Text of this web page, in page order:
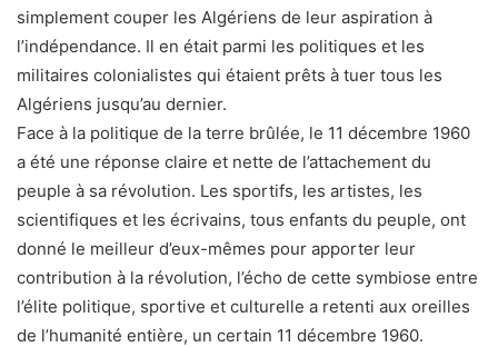
simplement couper les Algériens de leur aspiration à
l’indépendance. Il en était parmi les politiques et les
militaires colonialistes qui étaient prêts à tuer tous les
Algériens jusqu’au dernier.
Face à la politique de la terre brûlée, le 11 décembre 1960
a été une réponse claire et nette de l’attachement du
peuple à sa révolution. Les sportifs, les artistes, les
scientifiques et les écrivains, tous enfants du peuple, ont
donné le meilleur d’eux-mêmes pour apporter leur
contribution à la révolution, l’écho de cette symbiose entre
l’élite politique, sportive et culturelle a retenti aux oreilles
de l’humanité entière, un certain 11 décembre 1960.